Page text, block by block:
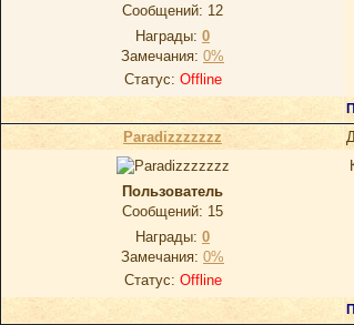
Сообщений: 12
Награды: 0
Замечания: 0%
Статус: Offline
Paradizzzzzzz
Пoльзoватель
Сообщений: 15
Награды: 0
Замечания: 0%
Статус: Offline